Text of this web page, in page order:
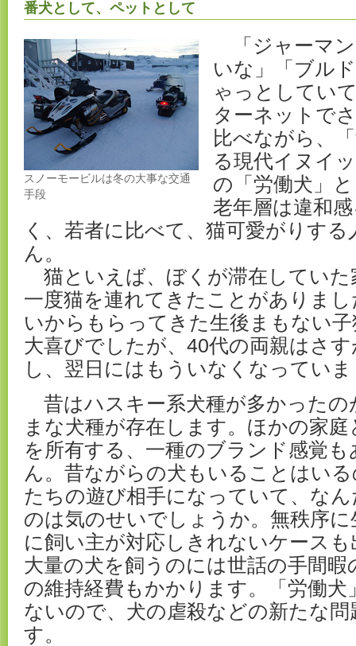
番犬として、ペットとして
スノーモービルは冬の大事な交通
手段
「ジャーマ
いな」「ブル
ゃっとしてい
ターネットで
比べながら、
る現代イヌイ
の「労働犬」
老年層は違和
く、若者に比べて、猫可愛がりす
ん。
猫といえば、ぼくが滞在していた
一度猫を連れてきたことがありま
いからもらってきた生後まもない
大喜びでしたが、40代の両親はさ
し、翌日にはもういなくなってい
昔はハスキー系犬種が多かったの
まな犬種が存在します。ほかの家
を所有する、一種のブランド感覚
ん。昔ながらの犬もいることはい
たちの遊び相手になっていて、な
のは気のせいでしょうか。無秩序
に飼い主が対応しきれないケース
大量の犬を飼うのには世話の手間
の維持経費もかかります。「労働
ないので、犬の虐殺などの新たな
す。